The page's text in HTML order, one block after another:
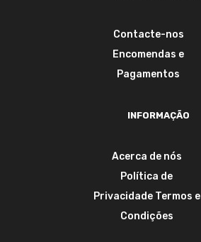
Contacte-nos
Encomendas e
Pagamentos
INFORMAÇÃO
Acerca de nós
Política de
Privacidade Termos e
Condições